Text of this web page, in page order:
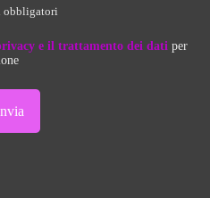
obbligatori
e il trattamento dei dati per